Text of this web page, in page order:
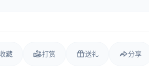
收藏 打赏 送礼 分享